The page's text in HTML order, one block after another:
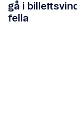
gå i
fella